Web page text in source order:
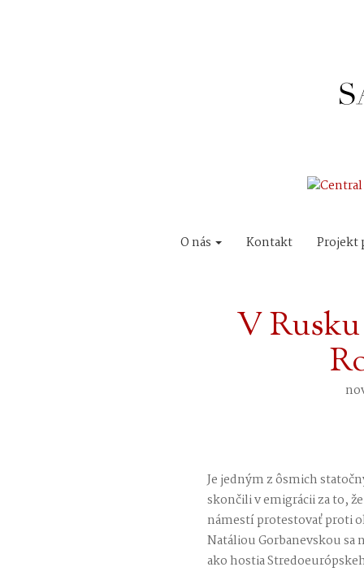
O nás Kontakt Projekt
V
Je jedným z ôsmich
skončili v emigrácii za to,
námestí protestovať proti
Natáliou Gorbanevskou sa
ako hostia